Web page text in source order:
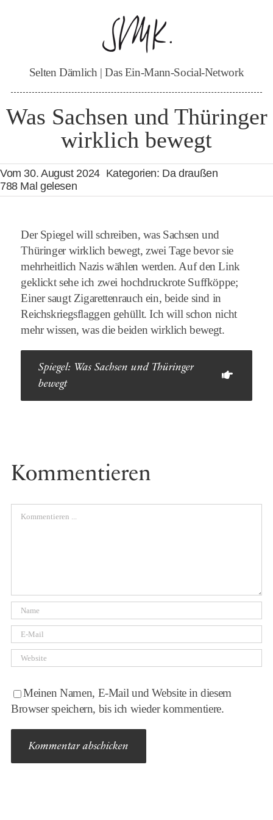
Selten Dämlich | Das Ein-Mann-Social-Network
Was Sachsen und Thüringer
wirklich bewegt
Vom 30. August 2024 Kategorien: Da draußen
788 Mal gelesen
Der Spiegel will schreiben, was Sachsen und
Thüringer wirklich bewegt, zwei Tage bevor sie
mehrheitlich Nazis wählen werden. Auf den Link
geklickt sehe ich zwei hochdruckrote Suffköppe;
Einer saugt Zigarettenrauch ein, beide sind in
Reichskriegsflaggen gehüllt. Ich will schon nicht
mehr wissen, was die beiden wirklich bewegt.
Spiegel: Was Sachsen und Thüringer
bewegt
Kommentieren
Comment
Meinen Namen, E-Mail und Website in diesem
Browser speichern, bis ich wieder kommentiere.